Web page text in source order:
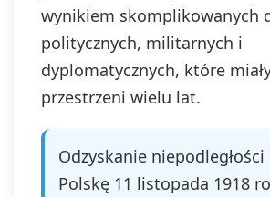
wynikiem skomplikowanych
politycznych, militarnych i
dyplomatycznych, które
przestrzeni wielu lat.
Odzyskanie niepodległości
Polskę 11 listopada 1918